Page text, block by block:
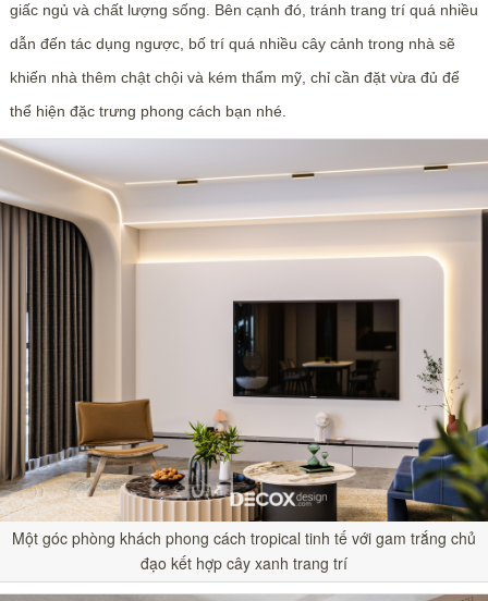
giấc ngủ và chất lượng sống. Bên cạnh đó, tránh trang trí quá nhiều
dẫn đến tác dụng ngược, bố trí quá nhiều cây cảnh trong nhà sẽ
khiến nhà thêm chật chội và kém thẩm mỹ, chỉ cần đặt vừa đủ để
thể hiện đặc trưng phong cách bạn nhé.
Một góc phòng khách phong cách tropical tinh tế với gam trắng chủ
đạo kết hợp cây xanh trang trí